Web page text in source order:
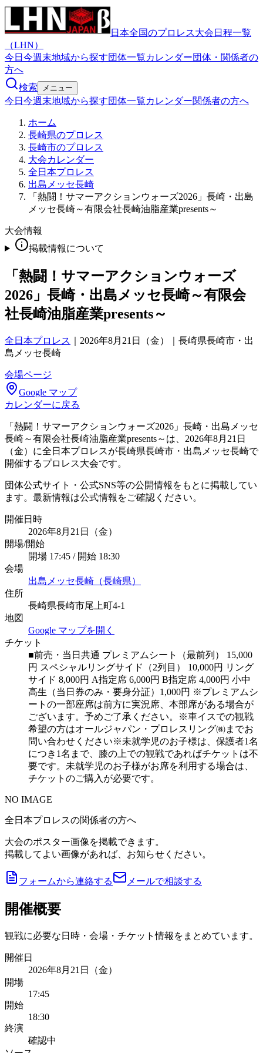
日本全国のプロレス大会日程一覧
（LHN）
今日 今週末地域から探す団体一覧カレンダー団体・関係者の
方へ
検索
メニュー
今日 今週末地域から探す団体一覧カレンダー関係者の方へ
ホーム
長崎県のプロレス
長崎市のプロレス
大会カレンダー
全日本プロレス
出島メッセ長崎
「熱闘！サマーアクションウォーズ2026」長崎・出島
メッセ長崎～有限会社長崎油脂産業presents～
大会情報
掲載情報について
「熱闘！サマーアクションウォーズ
2026」長崎・出島メッセ長崎～有限会
社長崎油脂産業presents～
全日本プロレス
2026年8月21日（金）｜長崎県長崎市・出
島メッセ長崎
会場ページ
Google マップ
カレンダーに戻る
「熱闘！サマーアクションウォーズ2026」長崎・出島メッセ
長崎～有限会社長崎油脂産業presents～は、2026年8月21日
（金）に全日本プロレスが長崎県長崎市・出島メッセ長崎で
開催するプロレス大会です。
団体公式サイト・公式SNS等の公開情報をもとに掲載してい
ます。最新情報は公式情報をご確認ください。
開催日時
2026年8月21日（金）
開場/開始
開場 17:45 / 開始 18:30
会場
出島メッセ長崎（長崎県）
住所
長崎県長崎市尾上町4-1
地図
Google マップを開く
チケット
■前売・当日共通 プレミアムシート（最前列） 15,000
円 スペシャルリングサイド（2列目） 10,000円 リング
サイド 8,000円 A指定席 6,000円 B指定席 4,000円 小中
高生（当日券のみ・要身分証）1,000円 ※プレミアムシ
ートの一部座席は前方に実況席、本部席がある場合が
ございます。予めご了承ください。※車イスでの観戦
希望の方はオールジャパン・プロレスリング㈱までお
問い合わせください※未就学児のお子様は、保護者1名
につき1名まで、膝の上での観戦であればチケットは不
要です。未就学児のお子様がお席を利用する場合は、
チケットのご購入が必要です。
NO IMAGE
全日本プロレスの関係者の方へ
大会のポスター画像を掲載できます。
掲載してよい画像があれば、お知らせください。
フォームから連絡する メールで相談する
開催概要
観戦に必要な日時・会場・チケット情報をまとめています。
開催日
2026年8月21日（金）
開場
17:45
開始
18:30
終演
確認中